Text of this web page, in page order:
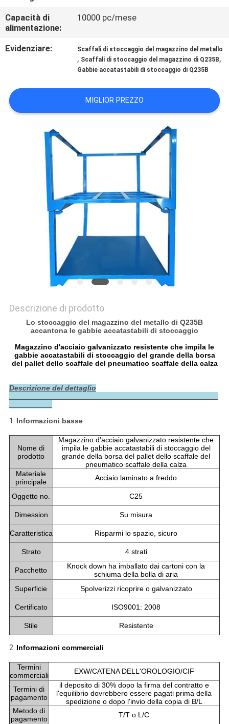
RICHIEDA
UNA
MAPPA
DEL
PRIVACY
POLICY
Capacità di
alimentazione:
10000 pc/mese
Evidenziare: Scaffali di stoccaggio del magazzino del metallo
, Scaffali di stoccaggio del magazzino di Q235B,
Gabbie accatastabili di stoccaggio di Q235B
MIGLIOR PREZZO
Descrizione di prodotto
Lo stoccaggio del magazzino del metallo di Q235B
accantona le gabbie accatastabili di stoccaggio
Magazzino d'acciaio galvanizzato resistente che impila le
gabbie accatastabili di stoccaggio del grande della borsa
del pallet dello scaffale del pneumatico scaffale della calza
Descrizione del dettaglio
1. Informazioni basse
Nome di
prodotto
Magazzino d'acciaio galvanizzato resistente che
impila le gabbie accatastabili di stoccaggio del
grande della borsa del pallet dello scaffale del
pneumatico scaffale della calza
Materiale
principale
Acciaio laminato a freddo
Oggetto no. C25
Dimession Su misura
Caratteristica Risparmi lo spazio, sicuro
Strato 4 strati
Pacchetto
Knock down ha imballato dai cartoni con la
schiuma della bolla di aria
Superficie
Spolverizzi ricoprire o galvanizzato
Certificato ISO9001: 2008
Stile Resistente
2. Informazioni commerciali
Termini
commerciali
EXW/CATENA DELL'OROLOGIO/CIF
Termini di
pagamento
il deposito di 30% dopo la firma del contratto e
l'equilibrio dovrebbero essere pagati prima della
spedizione o dopo l'invio della copia di B/L
Metodo di
pagamento
T/T o L/C